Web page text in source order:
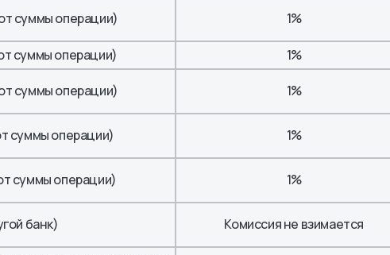
суммы операции) 1%
суммы операции)
1%
суммы операции) 1%
суммы операции) 1%
суммы операции) 1%
банк) Комиссия не взимается